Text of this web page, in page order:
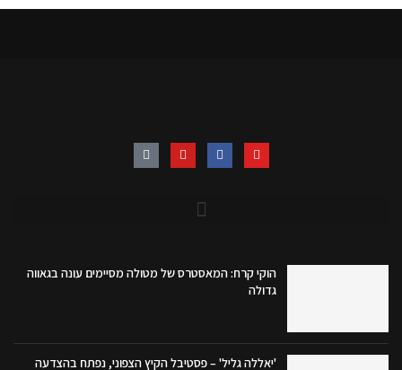
הוקי קרח: המאסטרס של מטולה מסיימים עונה בגאווה
גדולה
'יאללה גליל' – פסטיבל הקיץ הצפוני, נפתח בהצדעה